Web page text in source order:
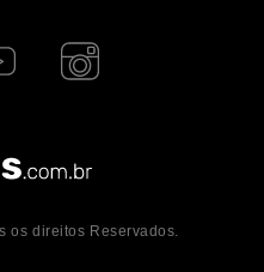
os direitos Reservados.